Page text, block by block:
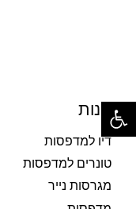
חנות
דיו למדפסות
טונרים למדפסות
מגרסות נייר
פתח סרגל נגישות